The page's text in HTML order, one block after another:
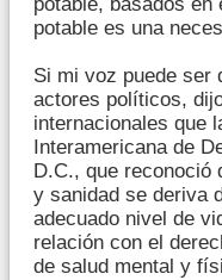
potable es una
Si mi voz puede ser
actores políticos,
internacionales que
Interamericana de
D.C., que reconoció
y sanidad se deriva
adecuado nivel de
relación con el
de salud mental y